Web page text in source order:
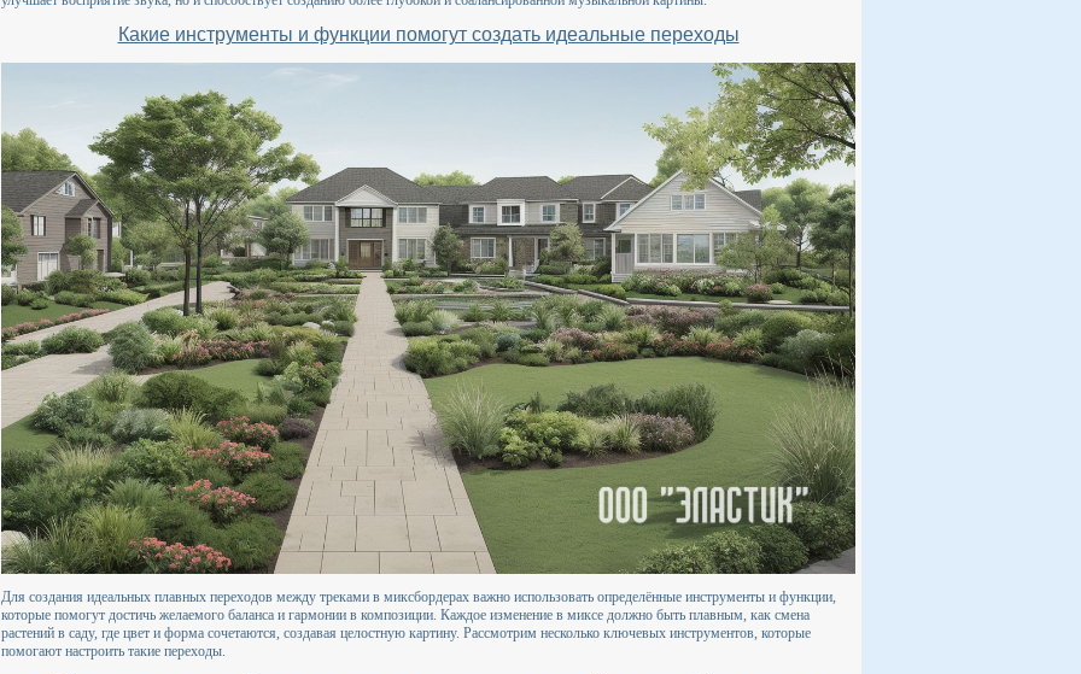
Какие инструменты и функции помогут создать идеальные переходы
Для создания идеальных плавных переходов между треками в миксбордерах важно использовать определённые инструменты и функции,
которые помогут достичь желаемого баланса и гармонии в композиции. Каждое изменение в миксе должно быть плавным, как смена
растений в саду, где цвет и форма сочетаются, создавая целостную картину. Рассмотрим несколько ключевых инструментов, которые
помогают настроить такие переходы.